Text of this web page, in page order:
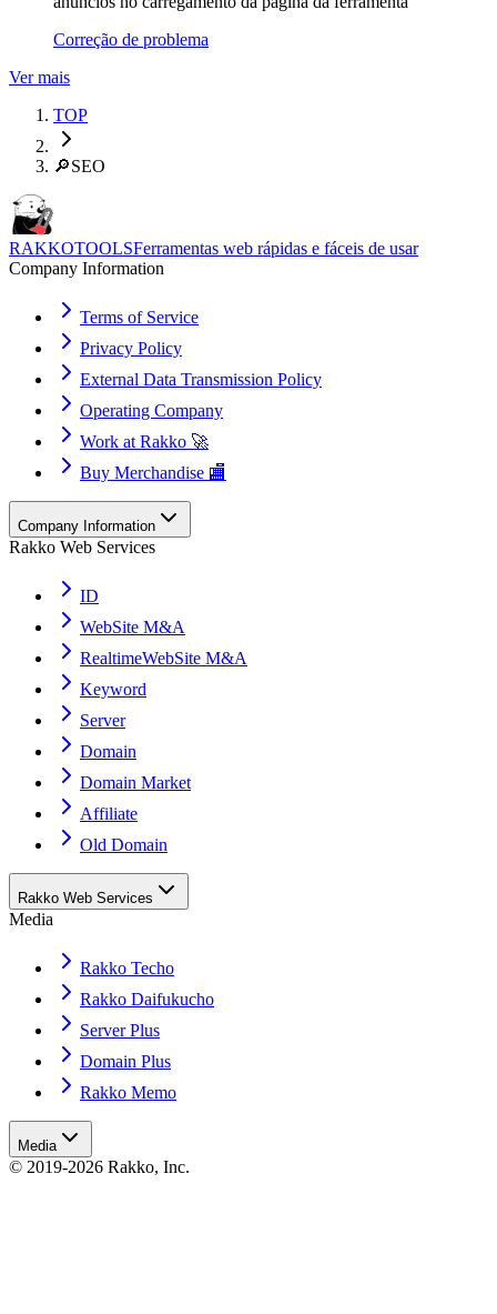
Correção de problema
Ver mais
TOP
🔎SEO
RAKKOTOOLSFerramentas web rápidas e fáceis de usar
Company Information
Terms of Service
Privacy Policy
External Data Transmission Policy
Operating Company
Work at Rakko 🚀
Buy Merchandise 🏬
Company Information
Rakko Web Services
ID
WebSite M&A
RealtimeWebSite M&A
Keyword
Server
Domain
Domain Market
Affiliate
Old Domain
Rakko Web Services
Media
Rakko Techo
Rakko Daifukucho
Server Plus
Domain Plus
Rakko Memo
Media
© 2019-2026 Rakko, Inc.